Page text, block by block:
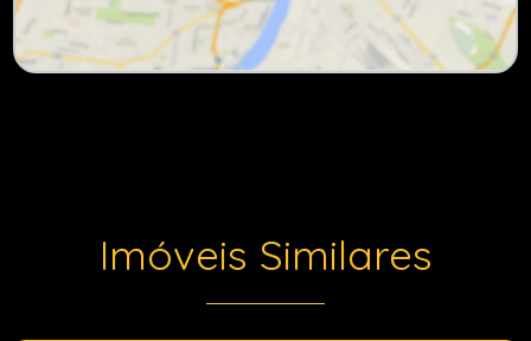
Imóveis Similares